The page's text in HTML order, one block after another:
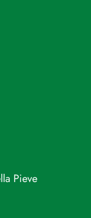
Pieve